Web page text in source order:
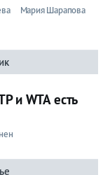
Мария Шарапова
и WTA есть